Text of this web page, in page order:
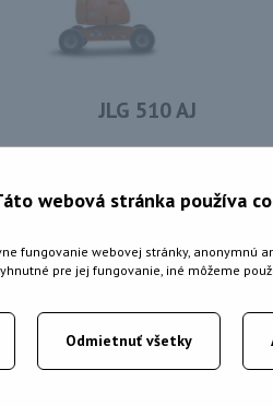
JLG 510 AJ
webová stránka používa
fungovanie webovej stránky, anonymnú
pre jej fungovanie, iné môžeme
Odmietnuť všetky